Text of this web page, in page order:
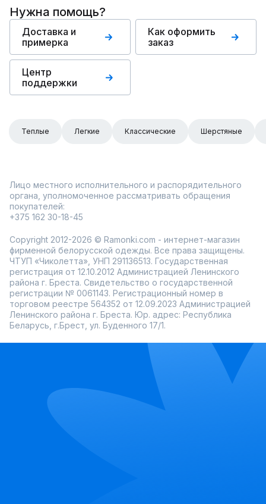
Нужна помощь?
Доставка и
примерка
Как оформить
заказ
Центр
поддержки
Теплые Легкие Классические Шерстяные
Лицо местного исполнительного и распорядительного
органа, уполномоченное рассматривать обращения
покупателей:
+375 162 30-18-45
Copyright 2012-2026 © Ramonki.com - интернет-магазин
фирменной белорусской одежды. Все права защищены.
ЧТУП «Чиколетта», УНП 291136513. Государственная
регистрация от 12.10.2012 Администрацией Ленинского
района г. Бреста. Свидетельство о государственной
регистрации № 0061143. Регистрационный номер в
торговом реестре 564352 от 12.09.2023 Администрацией
Ленинского района г. Бреста. Юр. адрес: Республика
Беларусь, г.Брест, ул. Буденного 17/1.